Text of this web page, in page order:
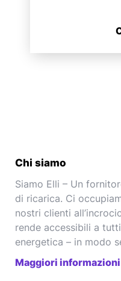
Chi siamo
Siamo Elli – Un
di ricarica. Ci
nostri clienti
rende accessibili a
energetica – in modo
Maggiori informazioni